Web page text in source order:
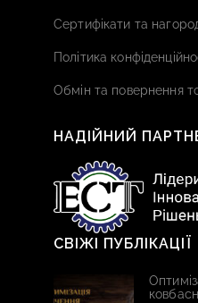
Сертифікати та
Політика
Обмін та повернення
НАДІЙНИЙ
СВІЖІ ПУБЛІКАЦІЇ